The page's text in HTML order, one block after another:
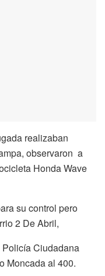
realizaban
observaron a
Honda Wave
su control pero
2 De Abril,
Ciudadana
Moncada al 400.